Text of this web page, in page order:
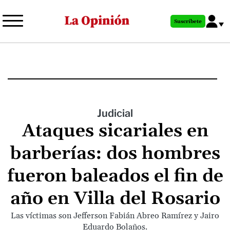
al
principal
Suscríbete
Judicial
Ataques sicariales en
barberías: dos hombres
fueron baleados el fin de
año en Villa del Rosario
Las víctimas son Jefferson Fabián Abreo Ramírez y Jairo
Eduardo Bolaños.